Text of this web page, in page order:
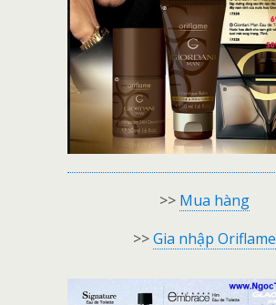
>> Mua hàng
>>Gia nhập Oriflame